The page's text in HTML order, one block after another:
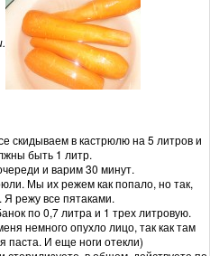
скидываем в кастрюлю на 5 литров и
быть 1 литр.
и варим 30 минут.
Мы их режем как попало, но так,
Я режу все пятаками.
по 0,7 литра и 1 трех литровую.
немного опухло лицо, так как там
паста. И еще ноги отекли)